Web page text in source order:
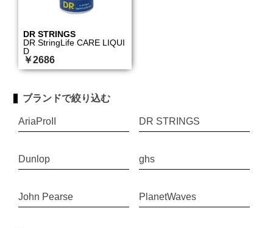
DR STRINGS
DR StringLife CARE LIQUI
D
￥2686
ブランドで絞り込む
AriaProII DR STRINGS
Dunlop ghs
John Pearse PlanetWaves